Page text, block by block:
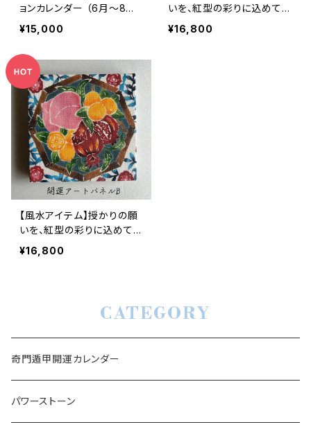
ョンカレンダー （6月～8月
／奇門遁甲吉方位） ※ 吉
日カレンダー特典付き
¥15,000
いを、紅型の彩りに込めて
～妊活サポート開運紅型ア
ートパネル（桃、ザクロ、キン
¥16,800
【風水アイテム】授かりの願
いを、紅型の彩りに込めて
～妊活サポート開運紅型ア
ートパネル（桃、ザクロ、キン
¥16,800
CATEGORY
奇門遁甲開運カレンダー
パワーストーン